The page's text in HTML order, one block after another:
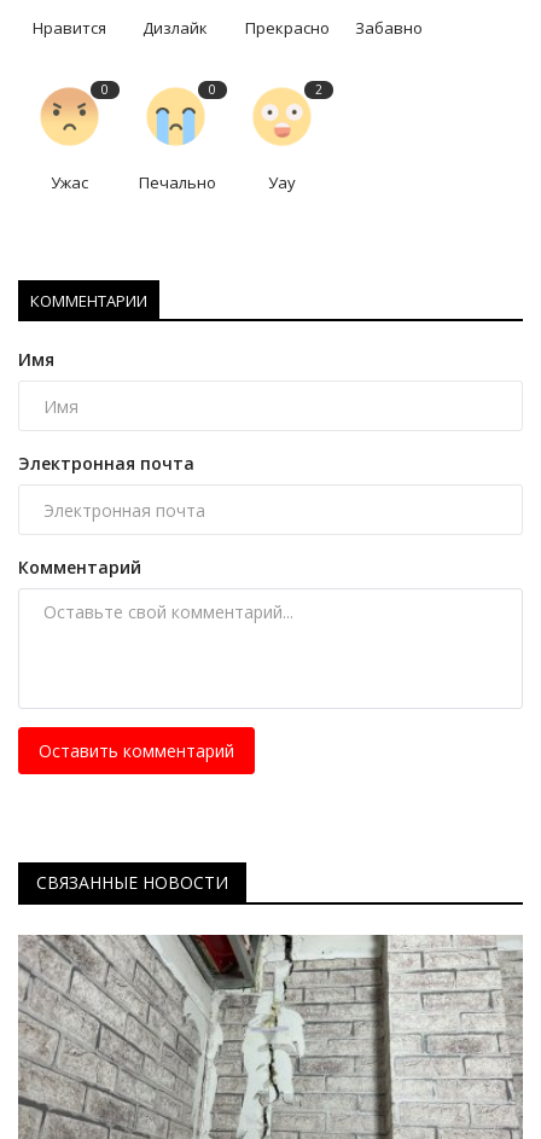
Нравится Дизлайк Прекрасно Забавно
0
Ужас
0
Печально
2
Уау
КОММЕНТАРИИ
Имя
Электронная почта
Комментарий
Оставить комментарий
СВЯЗАННЫЕ НОВОСТИ